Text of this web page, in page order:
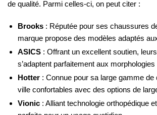
de qualité. Parmi celles-ci, on peut citer :
Brooks : Réputée pour ses chaussures
marque propose des modèles adaptés
ASICS : Offrant un excellent soutien,
s’adaptent parfaitement aux morphologies
Hotter : Connue pour sa large gamme
ville confortables avec des options de
Vionic : Alliant technologie orthopédique